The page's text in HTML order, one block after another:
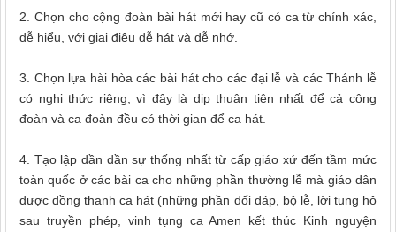
2. Chọn cho cộng đoàn bài hát mới hay cũ có ca từ chính xác,
dễ hiểu, với giai điệu dễ hát và dễ nhớ.
3. Chọn lựa hài hòa các bài hát cho các đại lễ và các Thánh lễ
có nghi thức riêng, vì đây là dịp thuận tiện nhất để cả cộng
đoàn và ca đoàn đều có thời gian để ca hát.
4. Tạo lập dần dần sự thống nhất từ cấp giáo xứ đến tầm mức
toàn quốc ở các bài ca cho những phần thường lễ mà giáo dân
được đồng thanh ca hát (những phần đối đáp, bộ lễ, lời tung hô
sau truyền phép, vinh tụng ca Amen kết thúc Kinh nguyện